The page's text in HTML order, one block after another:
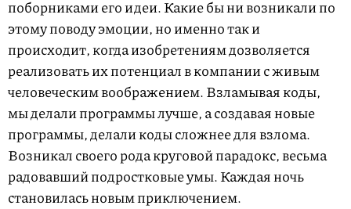
поборниками его идеи. Какие бы ни возникали по
этому поводу эмоции, но именно так и
происходит, когда изобретениям дозволяется
реализовать их потенциал в компании с живым
человеческим воображением. Взламывая коды,
мы делали программы лучше, а создавая новые
программы, делали коды сложнее для взлома.
Возникал своего рода круговой парадокс, весьма
радовавший подростковые умы. Каждая ночь
становилась новым приключением.